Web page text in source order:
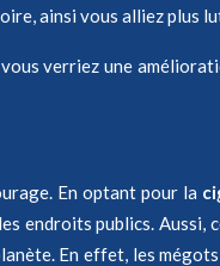
ainsi vous alliez plus
verriez une
En optant pour la
publics.
En effet, les